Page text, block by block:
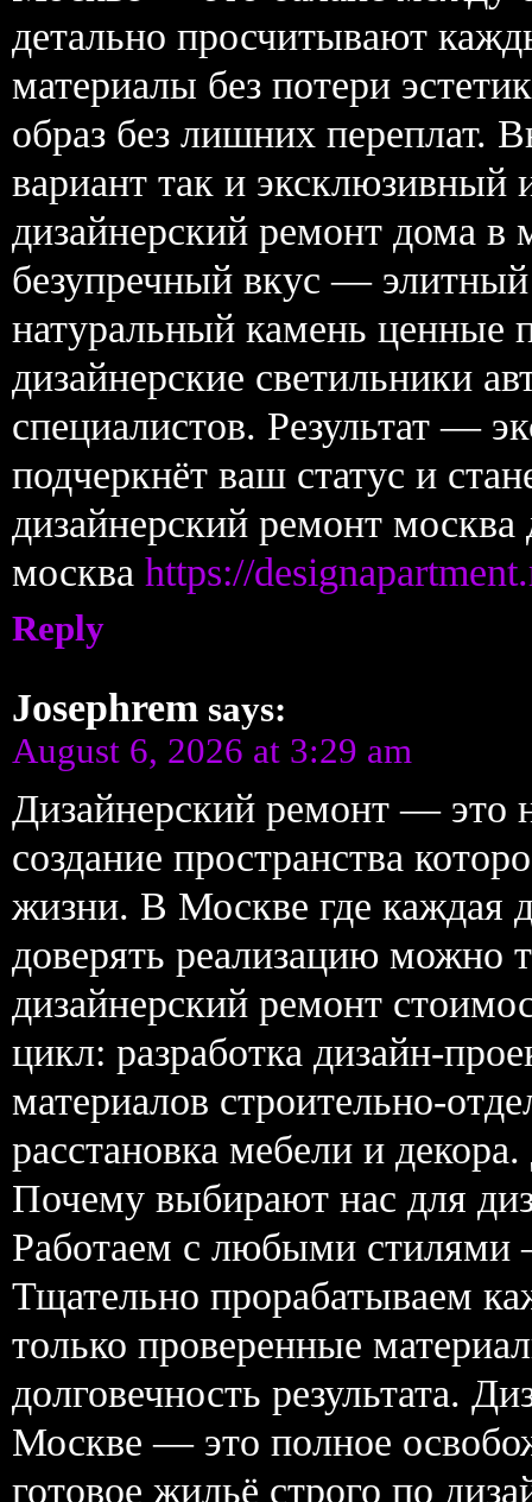
детально просчитывают
материалы без потери
образ без лишних переплат.
вариант так и эксклюзивный
дизайнерский ремонт дома в
безупречный вкус —
натуральный камень ценные
дизайнерские светильники
специалистов. Результат —
подчеркнёт ваш статус и
дизайнерский ремонт
москва https://
Reply
Josephrem says:
August 6, 2026 at 3:29 am
Дизайнерский ремонт — это
создание пространства
жизни. В Москве где каждая
доверять реализацию можно
дизайнерский ремонт
цикл: разработка дизайн-
материалов строительно-
расстановка мебели и
Почему выбирают нас для
Работаем с любыми стилями
Тщательно прорабатываем
только проверенные
долговечность результата.
Москве — это полное
готовое жильё строго по